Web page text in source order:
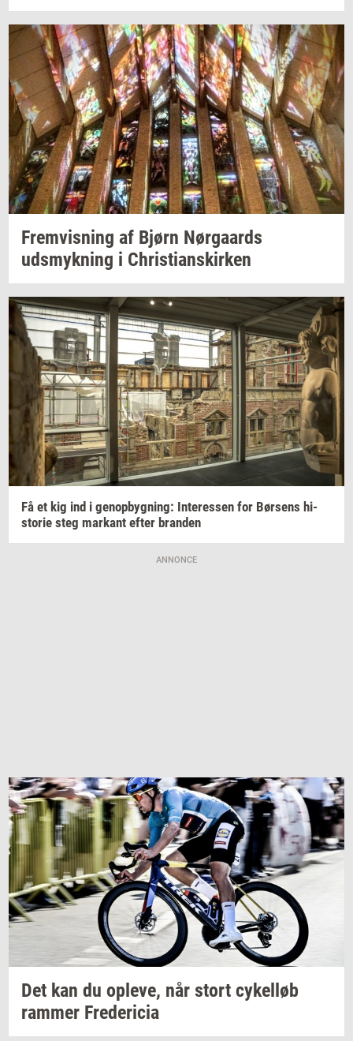
Frem­vis­ning af Bjørn Nør­gaards
udsmyk­ning i Chri­sti­anskir­ken
Få et kig ind i genop­byg­ning: In­ter­es­sen for Bør­sens hi­
sto­rie steg mar­kant efter bran­den
ANNONCE
Det kan du op­le­ve, når stort cy­kel­løb
ram­mer Fre­de­ri­cia